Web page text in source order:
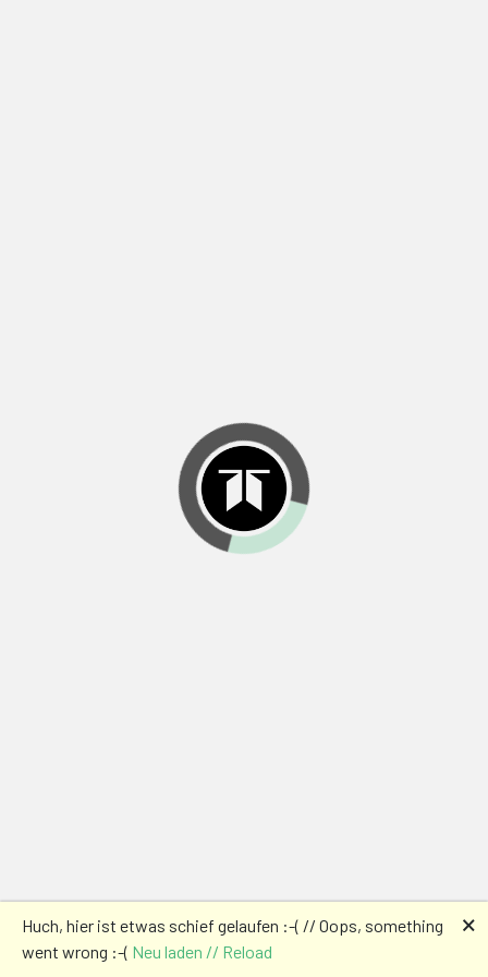
Huch, hier ist etwas schief gelaufen :-( // Oops, something
went wrong :-( Neu laden // Reload
🗙